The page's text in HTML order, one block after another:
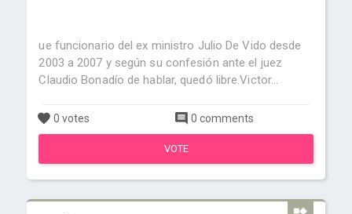
ue funcionario del ex ministro Julio De Vido desde
2003 a 2007 y según su confesión ante el juez
Claudio Bonadío de hablar, quedó libre.Victor...
0 votes 0 comments
VOTE